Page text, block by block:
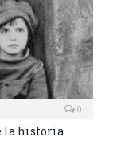
0
la historia